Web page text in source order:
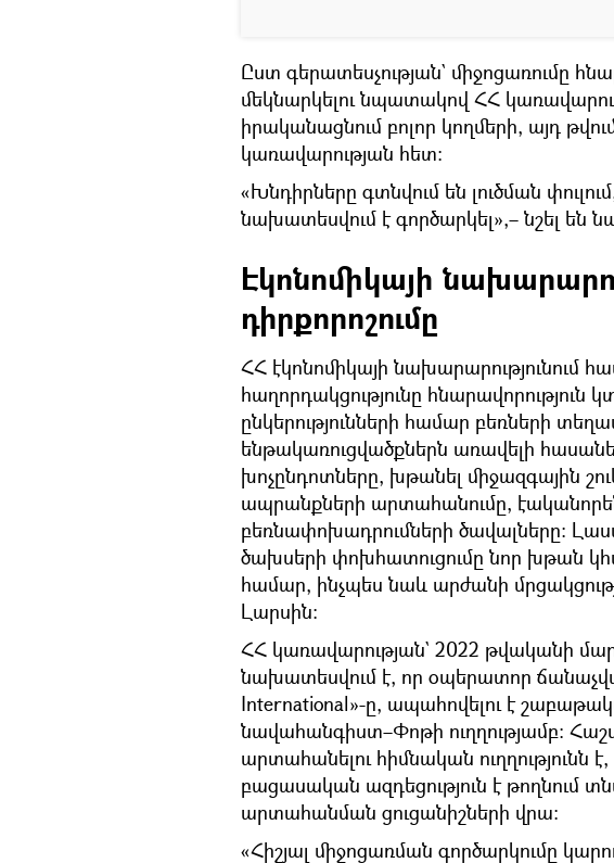
Ըստ գերատեսչության` միջոցառումը
մեկնարկելու նպատակով ՀՀ
իրականացնում բոլոր կողմերի, այդ
կառավարության հետ։
«Խնդիրները գտնվում են լուծման
նախատեսվում է գործարկել»,– նշել են
Էկոնոմիկայի
դիրքորոշումը
ՀՀ էկոնոմիկայի նախարարությունում
հաղորդակցությունը
ընկերությունների համար բեռների
ենթակառուցվածքներն առավելի
խոչընդոտները, խթանել միջազգային
ապրանքների արտահանումը,
բեռնափոխադրումների ծավալները։
ծախսերի փոխհատուցումը նոր խթան
համար, ինչպես նաև արժանի
Լարսին։
ՀՀ կառավարության` 2022 թվականի
նախատեսվում է, որ օպերատոր
International»-ը, ապահովելու է
նավահանգիստ–Փոթի ուղղությամբ։
արտահանելու հիմնական ուղղությունն
բացասական ազդեցություն է թողնում
արտահանման ցուցանիշների վրա։
«Հիշյալ միջոցառման գործարկումը